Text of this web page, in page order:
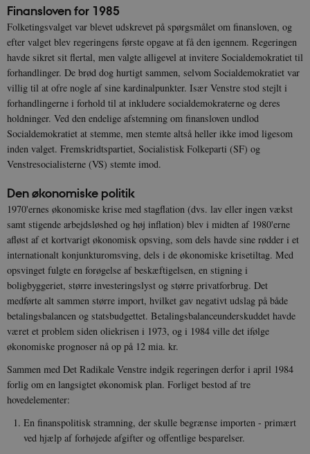
Finansloven for 1985
Folketingsvalget var blevet udskrevet på spørgsmålet om finansloven, og
efter valget blev regeringens første opgave at få den igennem. Regeringen
havde sikret sit flertal, men valgte alligevel at invitere Socialdemokratiet til
forhandlinger. De brød dog hurtigt sammen, selvom Socialdemokratiet var
villig til at ofre nogle af sine kardinalpunkter. Især Venstre stod stejlt i
forhandlingerne i forhold til at inkludere socialdemokraterne og deres
holdninger. Ved den endelige afstemning om finansloven undlod
Socialdemokratiet at stemme, men stemte altså heller ikke imod ligesom
inden valget. Fremskridtspartiet, Socialistisk Folkeparti (SF) og
Venstresocialisterne (VS) stemte imod.
Den økonomiske politik
1970'ernes økonomiske krise med stagflation (dvs. lav eller ingen vækst
samt stigende arbejdsløshed og høj inflation) blev i midten af 1980'erne
afløst af et kortvarigt økonomisk opsving, som dels havde sine rødder i et
internationalt konjunkturomsving, dels i de økonomiske krisetiltag. Med
opsvinget fulgte en forøgelse af beskæftigelsen, en stigning i
boligbyggeriet, større investeringslyst og større privatforbrug. Det
medførte alt sammen større import, hvilket gav negativt udslag på både
betalingsbalancen og statsbudgettet. Betalingsbalanceunderskuddet havde
været et problem siden oliekrisen i 1973, og i 1984 ville det ifølge
økonomiske prognoser nå op på 12 mia. kr.
Sammen med Det Radikale Venstre indgik regeringen derfor i april 1984
forlig om en langsigtet økonomisk plan. Forliget bestod af tre
hovedelementer:
En finanspolitisk stramning, der skulle begrænse importen - primært
ved hjælp af forhøjede afgifter og offentlige besparelser.